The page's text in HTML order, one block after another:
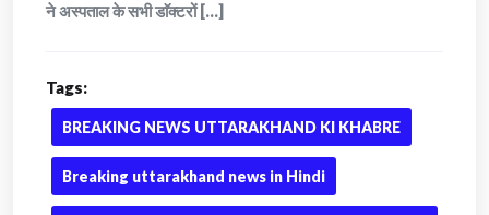
ने अस्पताल के सभी डाॅक्टरों [...]
Tags:
BREAKING NEWS UTTARAKHAND KI KHABRE
Breaking uttarakhand news in Hindi